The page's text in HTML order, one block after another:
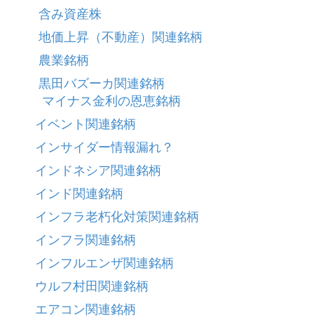
含み資産株
地価上昇（不動産）関連銘柄
農業銘柄
黒田バズーカ関連銘柄
マイナス金利の恩恵銘柄
イベント関連銘柄
インサイダー情報漏れ？
インドネシア関連銘柄
インド関連銘柄
インフラ老朽化対策関連銘柄
インフラ関連銘柄
インフルエンザ関連銘柄
ウルフ村田関連銘柄
エアコン関連銘柄